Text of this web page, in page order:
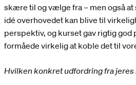
skære til og vælge fra – men også at
idé overhovedet kan blive til
perspektiv, og kurset gav rigtig god
formåede virkelig at koble det til
Hvilken konkret udfordring fra jeres